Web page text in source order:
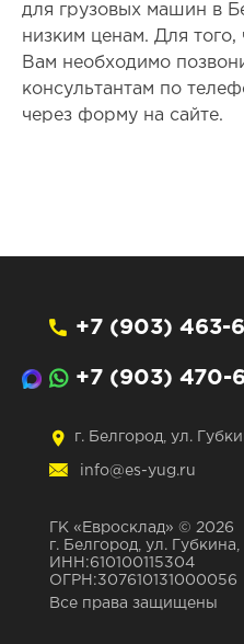
для грузовых машин в
низким ценам. Для того,
Вам необходимо
консультантам по
через форму на сайте.
+7 (903) 463-
+7 (903) 470-
г. Белгород, ул.
info@es-yug.ru
ГК «Евросклад» © 2026
г. Белгород, ул. Губкина,
ИНН:610100115304
ОГРН:307610131000056
Все права защищены